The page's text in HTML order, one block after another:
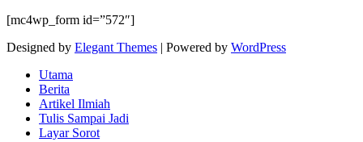
[mc4wp_form id=”572″]
Designed by Elegant Themes | Powered by WordPress
Utama
Berita
Artikel Ilmiah
Tulis Sampai Jadi
Layar Sorot